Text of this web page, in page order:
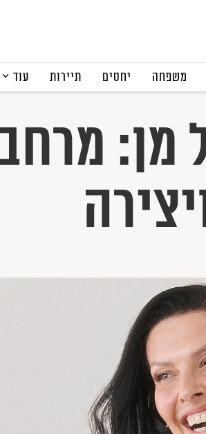
משפחה יחסים תיירות עוד
תרבות ופנאי
מן: